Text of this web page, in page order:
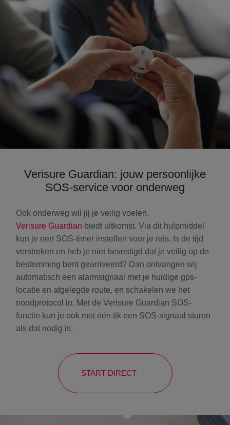
Verisure Guardian: jouw persoonlijke
SOS-service voor onderweg
Ook onderweg wil jij je veilig voelen.
Verisure Guardian biedt uitkomst. Via dit hulpmiddel
kun je een SOS-timer instellen voor je reis. Is de tijd
verstreken en heb je niet bevestigd dat je veilig op de
bestemming bent gearriveerd? Dan ontvangen wij
automatisch een alarmsignaal met je huidige gps-
locatie en afgelegde route, en schakelen we het
noodprotocol in. Met de Verisure Guardian SOS-
functie kun je ook met één tik een SOS-signaal sturen
als dat nodig is.
START DIRECT